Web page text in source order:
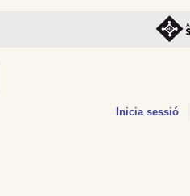
Inicia sessió